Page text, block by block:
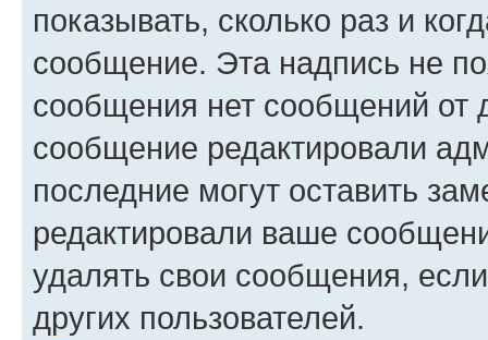
показывать, сколько раз и
сообщение. Эта надпись не
сообщения нет сообщений от
сообщение редактировали
последние могут оставить
редактировали ваше
удалять свои сообщения,
других пользователей.